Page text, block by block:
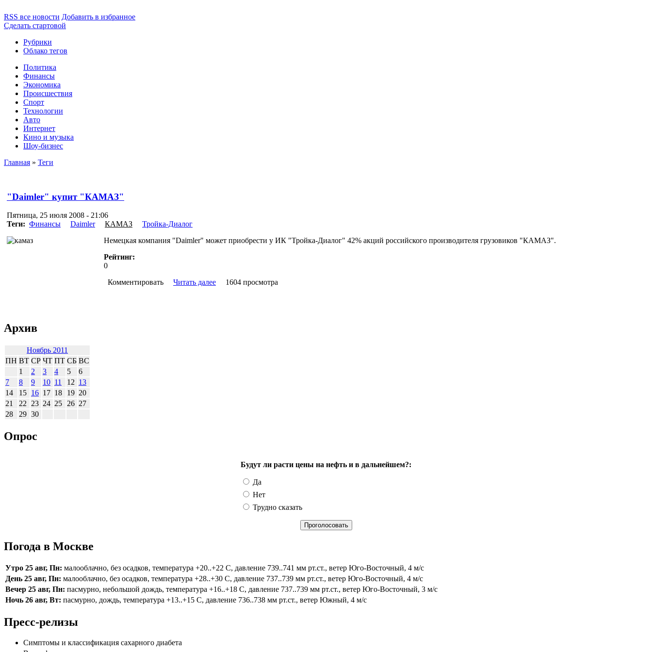
RSS все новости Добавить в избранное
Сделать стартовой
Рубрики
Облако тегов
Политика
Финансы
Экономика
Происшествия
Спорт
Технологии
Авто
Интернет
Кино и музыка
Шоу-бизнес
Главная » Теги
"Daimler" купит "КАМАЗ"
Пятница, 25 июля 2008 - 21:06
Теги: Финансы Daimler КАМАЗ
Тройка-Диалог
Немецкая компания "Daimler" может приобрести у ИК "Тройка-Диалог" 42% акций российского производителя грузовиков "КАМАЗ".
Рейтинг:
0
Комментировать
Читать далее 1604 просмотра
Архив
Ноябрь 2011
ПН ВТ СР ЧТ ПТ СБ ВС
1
2 3 4 5
6
7
8 9 10 11 12 13
14
15 16 17 18 19 20
21
22 23 24 25 26 27
28
29 30
Опрос
Будут ли расти цены на нефть и в дальнейшем?:
Да
Нет
Трудно сказать
Погода в Москве
Утро 25 авг, Пн: малооблачно, без осадков, температура +20..+22 С, давление 739..741 мм рт.ст., ветер Юго-Восточный, 4 м/с
День 25 авг, Пн: малооблачно, без осадков, температура +28..+30 С, давление 737..739 мм рт.ст., ветер Юго-Восточный, 4 м/с
Вечер 25 авг, Пн: пасмурно, небольшой дождь, температура +16..+18 С, давление 737..739 мм рт.ст., ветер Юго-Восточный, 3 м/с
Ночь 26 авг, Вт: пасмурно, дождь, температура +13..+15 С, давление 736..738 мм рт.ст., ветер Южный, 4 м/с
Пресс-релизы
Симптомы и классификация сахарного диабета